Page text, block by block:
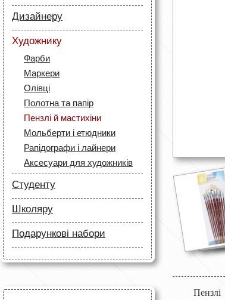
Папір
Лайнери
Маркери
Олівці
Аксесуари для архітекторів
Дизайнеру
Папір
Олівці
Скетч маркери
Лайнери (рапідографи)
Аксесуари для дизайнерів
Художнику
Фарби
Маркери
Олівці
Полотна та папір
Пензлі й мастихіни
Мольберти і етюдники
Рапідографи і лайнери
Аксесуари для художників
Студенту
Папір
Лайнери
Маркери
Олівці
Все для креслення
Школяру
Папір
Маркери
Все для креслення
Все для творчості
Подарункові набори
Олівці
Фарби та пензлі
Пензлі